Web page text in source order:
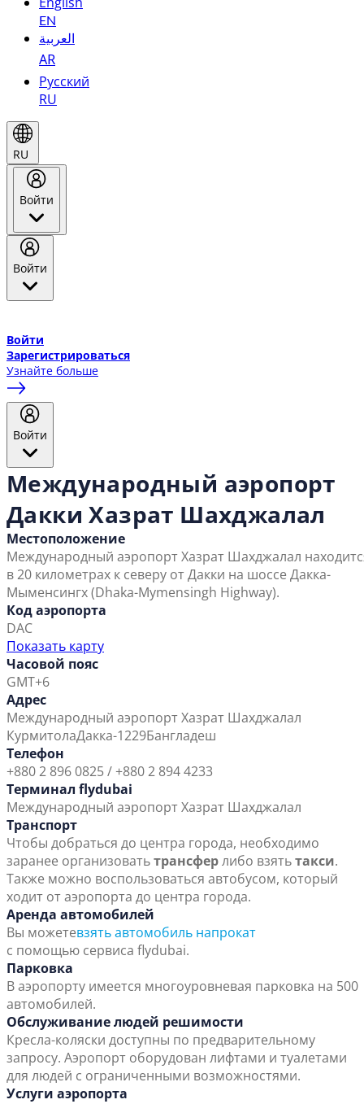
EN
العربية
AR
Русский
RU
RU
Войти
Войти
Войти
Зарегистрироваться
Узнайте больше
Войти
Международный аэропорт
Дакки Хазрат Шахджалал
Местоположение
Международный аэропорт Хазрат Шахджалал
в 20 километрах к северу от Дакки на шоссе Дакка-
Мыменсингх (Dhaka-Mymensingh Highway).
Код аэропорта
DAC
Показать карту
Часовой пояс
GMT+6
Адрес
Международный аэропорт Хазрат Шахджалал
КурмитолаДакка-1229Бангладеш
Телефон
+880 2 896 0825 / +880 2 894 4233
Терминал flydubai
Международный аэропорт Хазрат Шахджалал
Транспорт
Чтобы добраться до центра города, необходимо
заранее организоватьтрансферлибо взятьтакси.
Также можно воспользоваться автобусом, который
ходит от аэропорта до центра города.
Аренда автомобилей
Вы можетевзять автомобиль напрокат
с помощью сервиса flydubai.
Парковка
В аэропорту имеется многоуровневая парковка на 500
автомобилей.
Обслуживание людей решимости
Кресла-коляски доступны по предварительному
запросу. Аэропорт оборудован лифтами и туалетами
для людей с ограниченными возможностями.
Услуги аэропорта